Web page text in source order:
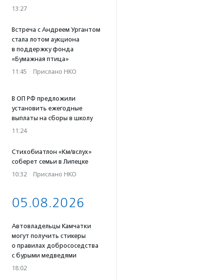
13:27
Встреча с Андреем Ургантом
стала лотом аукциона
в поддержку фонда
«Бумажная птица»
11:45 · Прислано НКО
В ОП РФ предложили
установить ежегодные
выплаты на сборы в школу
11:24
Стихобиатлон «Км/вслух»
соберет семьи в Липецке
10:32 · Прислано НКО
05.08.2026
Автовладельцы Камчатки
могут получить стикеры
о правилах добрососедства
с бурыми медведями
18:02